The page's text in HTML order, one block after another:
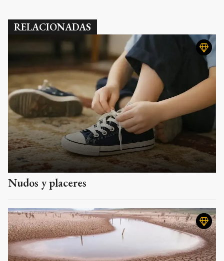
RELACIONADAS
Nudos y placeres